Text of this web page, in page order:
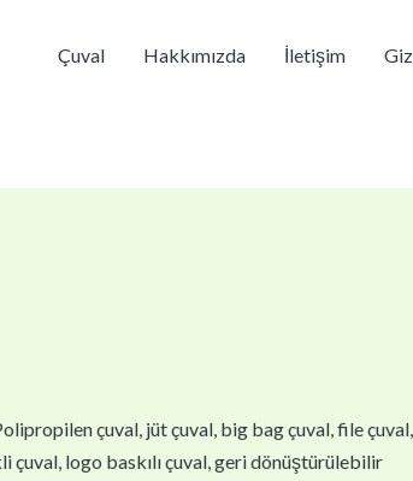
Çuval Hakkımızda İletişim
çuval, jüt çuval, big bag çuval, file çuval,
çuval, logo baskılı çuval, geri dönüştürülebilir